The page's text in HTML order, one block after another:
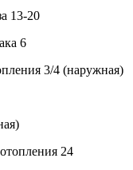
13-20
6
3/4 (наружная)
24